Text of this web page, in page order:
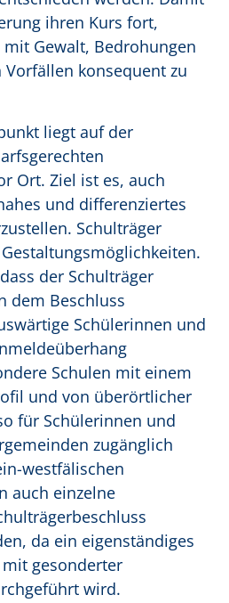
ihren Kurs fort,
Gewalt, Bedrohungen
konsequent zu
liegt auf der
Ort. Ziel ist es, auch
und differenziertes
Schulträger
der Schulträger
dem Beschluss
Schülerinnen und
Schulen mit einem
und von überörtlicher
für Schülerinnen und
zugänglich
westfälischen
auch einzelne
da ein eigenständiges
gesonderter
wird.